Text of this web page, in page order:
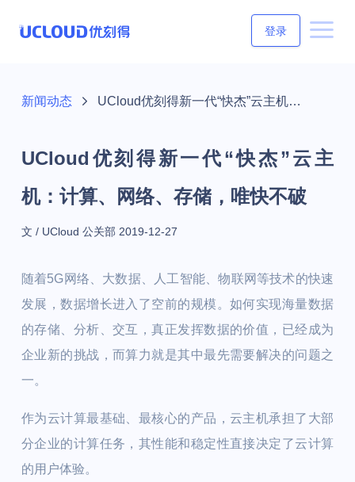
登录
新闻动态 UCloud优刻得新一代“快杰”云主机：计算、网络、存储，唯快不破
UCloud优刻得新一代“快杰”云主
机：计算、网络、存储，唯快不破
文 / UCloud 公关部 2019-12-27
随着5G网络、大数据、人工智能、物联网等技术的快速
发展，数据增长进入了空前的规模。如何实现海量数据
的存储、分析、交互，真正发挥数据的价值，已经成为
企业新的挑战，而算力就是其中最先需要解决的问题之
一。
作为云计算最基础、最核心的产品，云主机承担了大部
分企业的计算任务，其性能和稳定性直接决定了云计算
的用户体验。